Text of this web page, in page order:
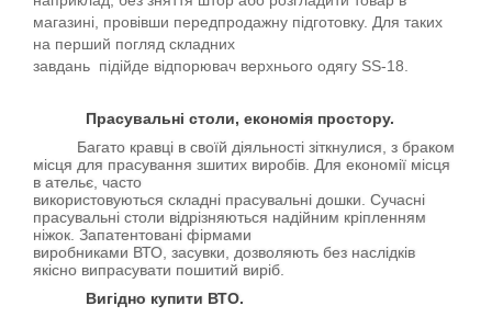
магазині, провівши передпродажну підготовку. Для таких
на перший погляд складних
завдань підійде відпорювач верхнього одягу SS-18.
Прасувальні столи, економія простору.
Багато кравці в своїй діяльності зіткнулися, з браком
місця для прасування зшитих виробів. Для економії місця
в ательє, часто
використовуються складні прасувальні дошки. Сучасні
прасувальні столи відрізняються надійним кріпленням
ніжок. Запатентовані фірмами
виробниками ВТО, засувки, дозволяють без наслідків
якісно випрасувати пошитий виріб.
Вигідно купити ВТО.